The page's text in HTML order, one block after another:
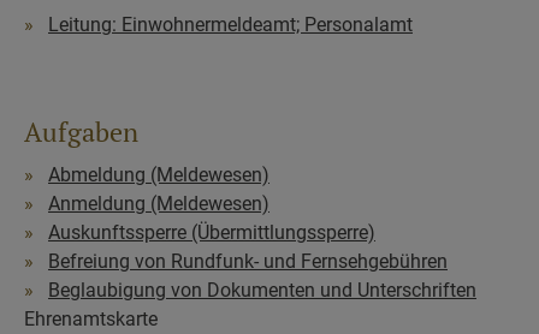
Leitung: Einwohnermeldeamt; Personalamt
Aufgaben
Abmeldung (Meldewesen)
Anmeldung (Meldewesen)
Auskunftssperre (Übermittlungssperre)
Befreiung von Rundfunk- und Fernsehgebühren
Beglaubigung von Dokumenten und Unterschriften
Ehrenamtskarte